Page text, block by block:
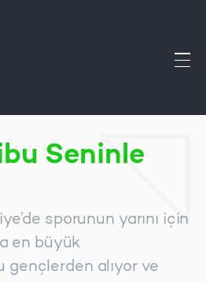
Seninle
sporunun yarını için
en büyük
gençlerden alıyor ve